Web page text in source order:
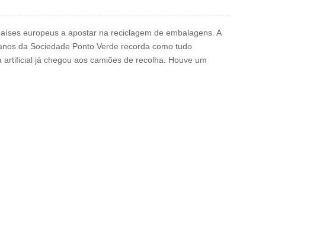
europeus a apostar na reciclagem de embalagens. A
da Sociedade Ponto Verde recorda como tudo
já chegou aos camiões de recolha. Houve um